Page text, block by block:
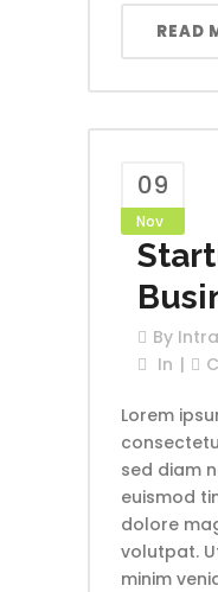
READ
09
Nov
By
In
Lorem
sed diam
euismod
dolore
volutpat.
minim